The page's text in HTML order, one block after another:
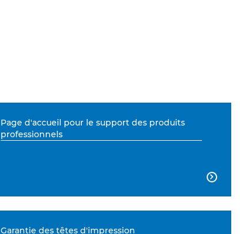
Page d'accueil pour le support des produits
professionnels

Garantie des têtes d'impression